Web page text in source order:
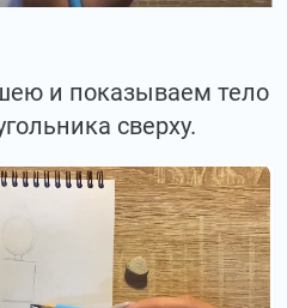
и показываем тело
сверху.